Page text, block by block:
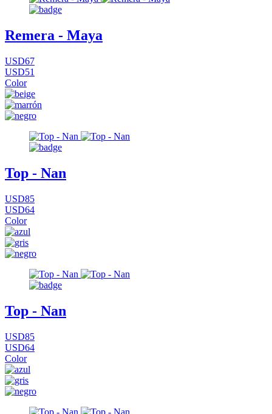
Remera - Maya
USD67
USD51
Color
Top - Nan
USD85
USD64
Color
Top - Nan
USD85
USD64
Color